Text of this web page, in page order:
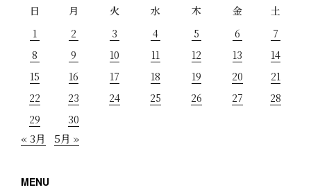
日
月 火 水 木 金
土
1
2 3 4 5 6
7
8
9 10 11 12 13
14
15
16 17 18 19 20
21
22
23 24 25 26 27
28
29
30
« 3月 5月 »
MENU